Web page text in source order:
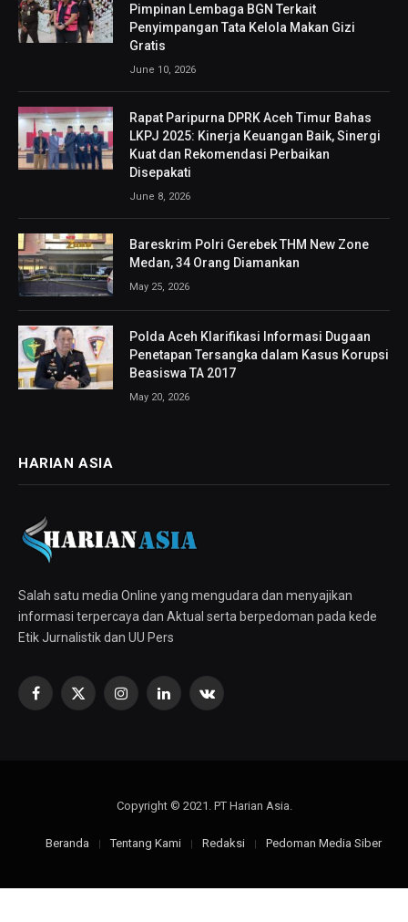
Pimpinan Lembaga BGN Terkait
Penyimpangan Tata Kelola Makan Gizi
Gratis
June 10, 2026
Rapat Paripurna DPRK Aceh Timur Bahas
LKPJ 2025: Kinerja Keuangan Baik, Sinergi
Kuat dan Rekomendasi Perbaikan
Disepakati
June 8, 2026
Bareskrim Polri Gerebek THM New Zone
Medan, 34 Orang Diamankan
May 25, 2026
Polda Aceh Klarifikasi Informasi Dugaan
Penetapan Tersangka dalam Kasus Korupsi
Beasiswa TA 2017
May 20, 2026
HARIAN ASIA
Salah satu media Online yang mengudara dan menyajikan
informasi terpercaya dan Aktual serta berpedoman pada kede
Etik Jurnalistik dan UU Pers
Facebook
X
InstagramLinkedInVKontakte
Copyright © 2021. PT Harian Asia.
Beranda Tentang Kami Redaksi Pedoman Media Siber